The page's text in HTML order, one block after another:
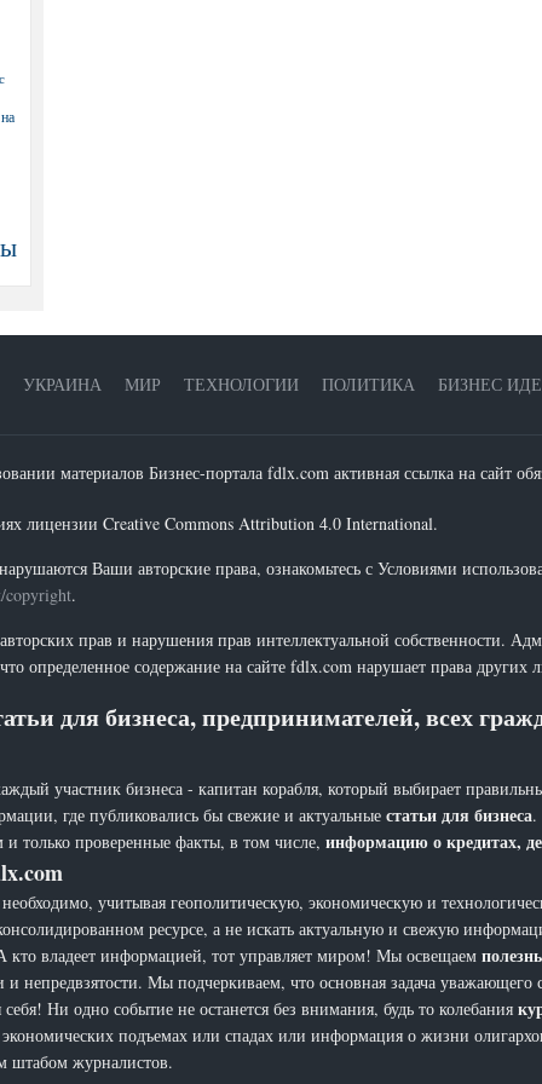
УКРАИНА МИР ТЕХНОЛОГИИ ПОЛИТИКА БИЗНЕС
материалов Бизнес-портала fdlx.com активная ссылка на сайт
лицензии Creative Commons Attribution 4.0 International.
Ваши авторские права, ознакомьтесь с Условиями
copyright.
прав и нарушения прав интеллектуальной собственности.
определенное содержание на сайте fdlx.com нарушает права других
для бизнеса, предпринимателей, всех
участник бизнеса - капитан корабля, который выбирает
где публиковались бы свежие и актуальные статьи для бизнеса.
только проверенные факты, в том числе, информацию о кредитах,
учитывая геополитическую, экономическую и
ресурсе, а не искать актуальную и свежую
кто владеет информацией, тот управляет миром! Мы освещаем
непредвзятости. Мы подчеркиваем, что основная задача
Ни одно событие не останется без внимания, будь то колебания
экономических подъемах или спадах или информация о жизни
штабом журналистов.